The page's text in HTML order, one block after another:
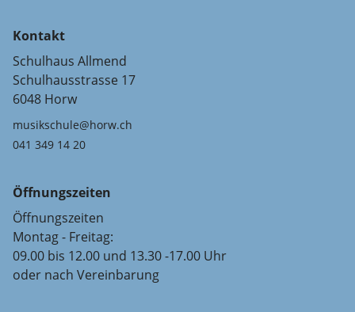
Kontakt
Schulhaus Allmend
Schulhausstrasse 17
6048 Horw
musikschule@horw.ch
041 349 14 20
Öffnungszeiten
Öffnungszeiten
Montag - Freitag:
09.00 bis 12.00 und 13.30 -17.00 Uhr
oder nach Vereinbarung